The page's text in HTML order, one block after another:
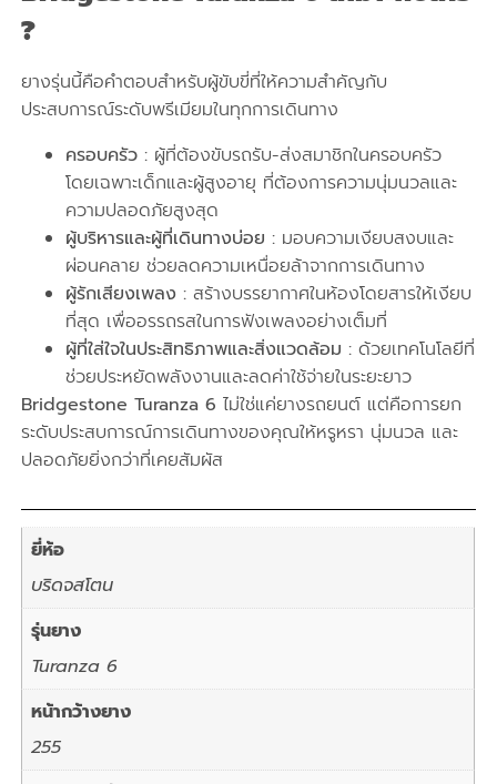
?
ยางรุ่นนี้คือคำตอบสำหรับผู้ขับขี่ที่ให้ความสำคัญกับ
ประสบการณ์ระดับพรีเมียมในทุกการเดินทาง
ครอบครัว : ผู้ที่ต้องขับรถรับ-ส่งสมาชิกในครอบครัว
โดยเฉพาะเด็กและผู้สูงอายุ ที่ต้องการความนุ่มนวลและ
ความปลอดภัยสูงสุด
ผู้บริหารและผู้ที่เดินทางบ่อย : มอบความเงียบสงบและ
ผ่อนคลาย ช่วยลดความเหนื่อยล้าจากการเดินทาง
ผู้รักเสียงเพลง : สร้างบรรยากาศในห้องโดยสารให้เงียบ
ที่สุด เพื่ออรรถรสในการฟังเพลงอย่างเต็มที่
ผู้ที่ใส่ใจในประสิทธิภาพและสิ่งแวดล้อม : ด้วยเทคโนโลยีที่
ช่วยประหยัดพลังงานและลดค่าใช้จ่ายในระยะยาว
Bridgestone Turanza 6 ไม่ใช่แค่ยางรถยนต์ แต่คือการยก
ระดับประสบการณ์การเดินทางของคุณให้หรูหรา นุ่มนวล และ
ปลอดภัยยิ่งกว่าที่เคยสัมผัส
ยี่ห้อ
บริดจสโตน
รุ่นยาง
Turanza 6
หน้ากว้างยาง
255